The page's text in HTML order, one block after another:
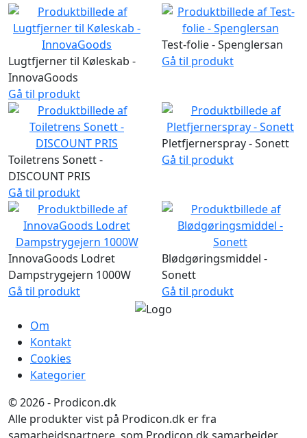
Lugtfjerner til Køleskab -
InnovaGoods
Gå til produkt
Test-folie - Spenglersan
Gå til produkt
Toiletrens Sonett -
DISCOUNT PRIS
Gå til produkt
Pletfjernerspray - Sonett
Gå til produkt
InnovaGoods Lodret
Dampstrygejern 1000W
Gå til produkt
Blødgøringsmiddel -
Sonett
Gå til produkt
Om
Kontakt
Cookies
Kategorier
© 2026 - Prodicon.dk
Alle produkter vist på Prodicon.dk er fra